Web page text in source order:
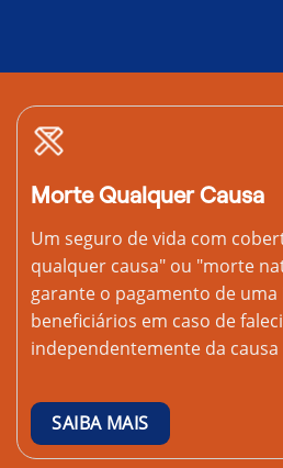
Morte Qualquer Causa
Um seguro de vida com
qualquer causa" ou "morte
garante o pagamento de uma
beneficiários em caso de
independentemente da causa
SAIBA MAIS